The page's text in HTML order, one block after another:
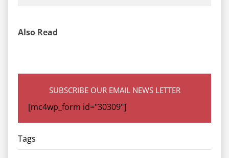
Also Read
SUBSCRIBE OUR EMAIL NEWS LETTER
[mc4wp_form id="30309"]
Tags